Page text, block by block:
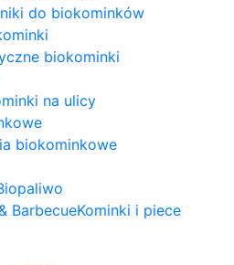
do biokominków
biokominki
na ulicy
biokominkowe
BarbecueKominki i piece